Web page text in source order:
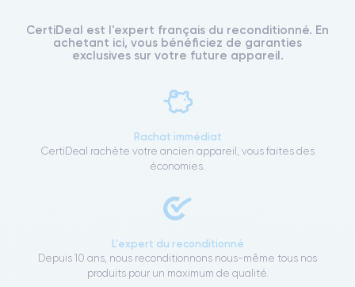
CertiDeal est l'expert français du reconditionné. En
achetant ici, vous bénéficiez de garanties
exclusives sur votre future appareil.
Rachat immédiat
CertiDeal rachète votre ancien appareil, vous faites des
économies.
L'expert du reconditionné
Depuis 10 ans, nous reconditionnons nous-même tous nos
produits pour un maximum de qualité.